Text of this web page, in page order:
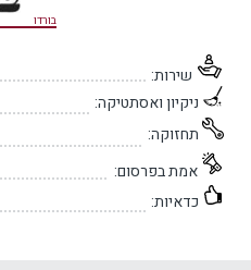
בורדו
שירות:
ניקיון ואסתטיקה:
תחזוקה:
אמת בפרסום:
כדאיות: